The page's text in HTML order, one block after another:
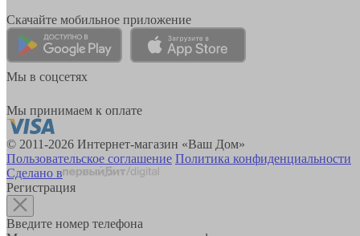
Скачайте мобильное приложение
Мы в соцсетях
Мы принимаем к оплате
© 2011-2026 Интернет-магазин «Ваш Дом»
Пользовательское соглашение Политика конфиденциальности
Сделано в
Регистрация
Введите номер телефона